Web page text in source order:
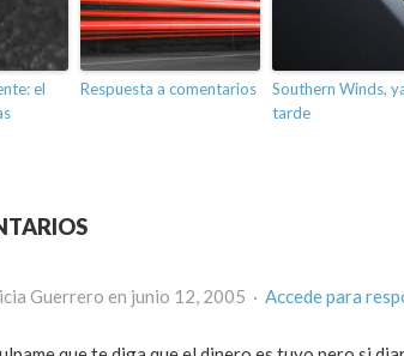
el
Respuesta a comentarios
Southern Winds,
tarde
Guerrero en junio 12, 2005 · Accede para